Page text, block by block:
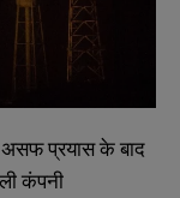
असफ प्रयास के बाद
कंपनी